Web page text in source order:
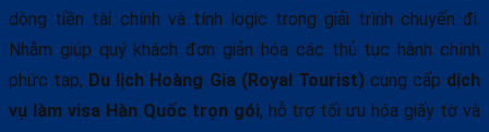
dòng tiền tài chính và tính logic trong giải trình chuyến đi.
Nhằm giúp quý khách đơn giản hóa các thủ tục hành chính
phức tạp, Du lịch Hoàng Gia (Royal Tourist) cung cấp dịch
vụ làm visa Hàn Quốc trọn gói, hỗ trợ tối ưu hóa giấy tờ và